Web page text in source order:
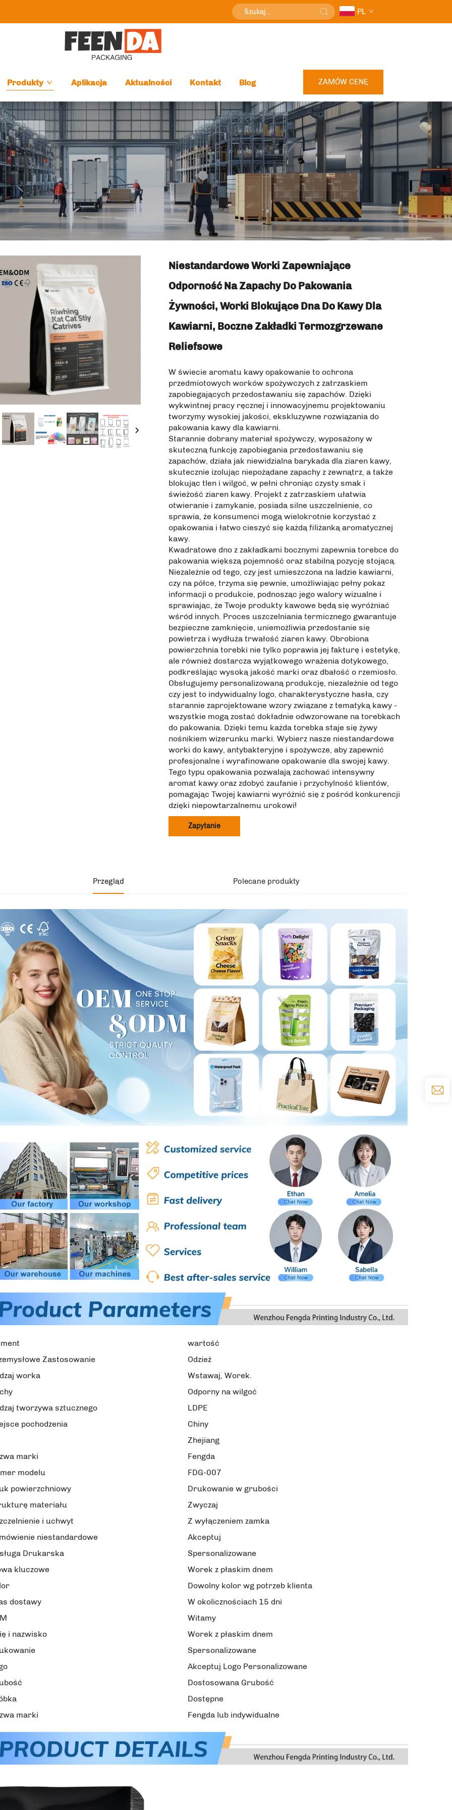
PL
Produkty Aplikacja Aktualności Kontakt Blog ZAMÓW CENĘ
Niestandardowe Worki Zapewniające
Odporność Na Zapachy Do Pakowania
Żywności, Worki Blokujące Dna Do Kawy Dla
Kawiarni, Boczne Zakładki Termozgrzewane
Reliefsowe
W świecie aromatu kawy opakowanie to ochrona
przedmiotowych worków spożywczych z zatrzaskiem
zapobiegających przedostawaniu się zapachów. Dzięki
wykwintnej pracy ręcznej i innowacyjnemu projektowaniu
tworzymy wysokiej jakości, ekskluzywne rozwiązania do
pakowania kawy dla kawiarni.
Starannie dobrany materiał spożywczy, wyposażony w
skuteczną funkcję zapobiegania przedostawaniu się
zapachów, działa jak niewidzialna barykada dla ziaren kawy,
skutecznie izolując niepożądane zapachy z zewnątrz, a także
blokując tlen i wilgoć, w pełni chroniąc czysty smak i
świeżość ziaren kawy. Projekt z zatrzaskiem ułatwia
otwieranie i zamykanie, posiada silne uszczelnienie, co
sprawia, że konsumenci mogą wielokrotnie korzystać z
opakowania i łatwo cieszyć się każdą filiżanką aromatycznej
kawy.
Kwadratowe dno z zakładkami bocznymi zapewnia torebce do
pakowania większą pojemność oraz stabilną pozycję stojącą.
Niezależnie od tego, czy jest umieszczona na ladzie kawiarni,
czy na półce, trzyma się pewnie, umożliwiając pełny pokaz
informacji o produkcie, podnosząc jego walory wizualne i
sprawiając, że Twoje produkty kawowe będą się wyróżniać
wśród innych. Proces uszczelniania termicznego gwarantuje
bezpieczne zamknięcie, uniemożliwia przedostanie się
powietrza i wydłuża trwałość ziaren kawy. Obrobiona
powierzchnia torebki nie tylko poprawia jej fakturę i estetykę,
ale również dostarcza wyjątkowego wrażenia dotykowego,
podkreślając wysoką jakość marki oraz dbałość o rzemiosło.
Obsługujemy personalizowaną produkcję, niezależnie od tego
czy jest to indywidualny logo, charakterystyczne hasła, czy
starannie zaprojektowane wzory związane z tematyką kawy -
wszystkie mogą zostać dokładnie odwzorowane na torebkach
do pakowania. Dzięki temu każda torebka staje się żywy
nośnikiem wizerunku marki. Wybierz nasze niestandardowe
worki do kawy, antybakteryjne i spożywcze, aby zapewnić
profesjonalne i wyrafinowane opakowanie dla swojej kawy.
Tego typu opakowania pozwalają zachować intensywny
aromat kawy oraz zdobyć zaufanie i przychylność klientów,
pomagając Twojej kawiarni wyróżnić się z pośród konkurencji
dzięki niepowtarzalnemu urokowi!
Zapytanie
Przegląd Polecane produkty
wartość
Zastosowanie
Odzież
worka
Wstawaj, Worek.
Odporny na wilgoć
tworzywa sztucznego
LDPE
pochodzenia
Chiny
Zhejiang
marki
Fengda
modelu
FDG-007
powierzchniowy
Drukowanie w grubości
materiału
Zwyczaj
i uchwyt
Z wyłączeniem zamka
niestandardowe
Akceptuj
Drukarska
Spersonalizowane
kluczowe
Worek z płaskim dnem
Dowolny kolor wg potrzeb klienta
dostawy
W okolicznościach 15 dni
Witamy
i nazwisko
Worek z płaskim dnem
Spersonalizowane
Akceptuj Logo Personalizowane
Dostosowana Grubość
Dostępne
marki
Fengda lub indywidualne